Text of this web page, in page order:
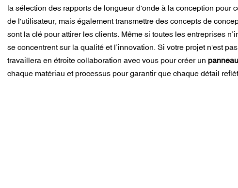
la sélection des rapports de longueur d'onde à la conception pour
de l'utilisateur, mais également transmettre des concepts de
sont la clé pour attirer les clients. Même si toutes les entreprises
se concentrent sur la qualité et l’innovation. Si votre projet n'est
travaillera en étroite collaboration avec vous pour créer un
chaque matériau et processus pour garantir que chaque détail